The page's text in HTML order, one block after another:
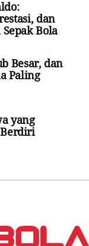
dan
Bola
Besar, dan
Paling
yang